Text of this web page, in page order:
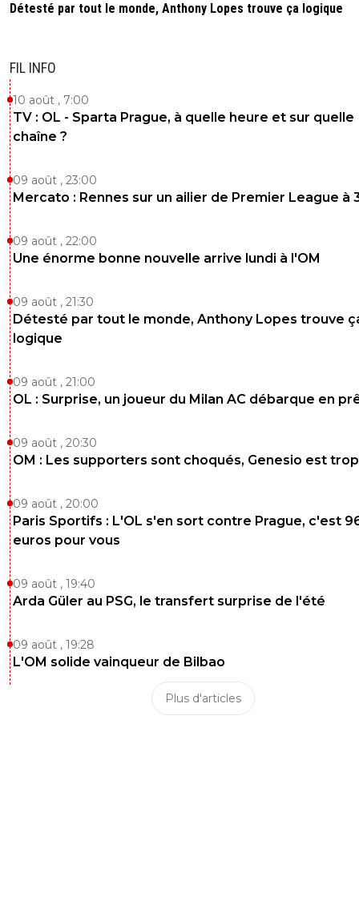
Détesté par tout le monde, Anthony Lopes trouve ça logique
FIL INFO
10 août , 7:00
TV : OL - Sparta Prague, à quelle heure et sur quelle
chaîne ?
09 août , 23:00
Mercato : Rennes sur un ailier de Premier League à
09 août , 22:00
Une énorme bonne nouvelle arrive lundi à l'OM
09 août , 21:30
Détesté par tout le monde, Anthony Lopes trouve
logique
09 août , 21:00
OL : Surprise, un joueur du Milan AC débarque en
09 août , 20:30
OM : Les supporters sont choqués, Genesio est
09 août , 20:00
Paris Sportifs : L'OL s'en sort contre Prague, c'est
euros pour vous
09 août , 19:40
Arda Güler au PSG, le transfert surprise de l'été
09 août , 19:28
L'OM solide vainqueur de Bilbao
Plus d'articles